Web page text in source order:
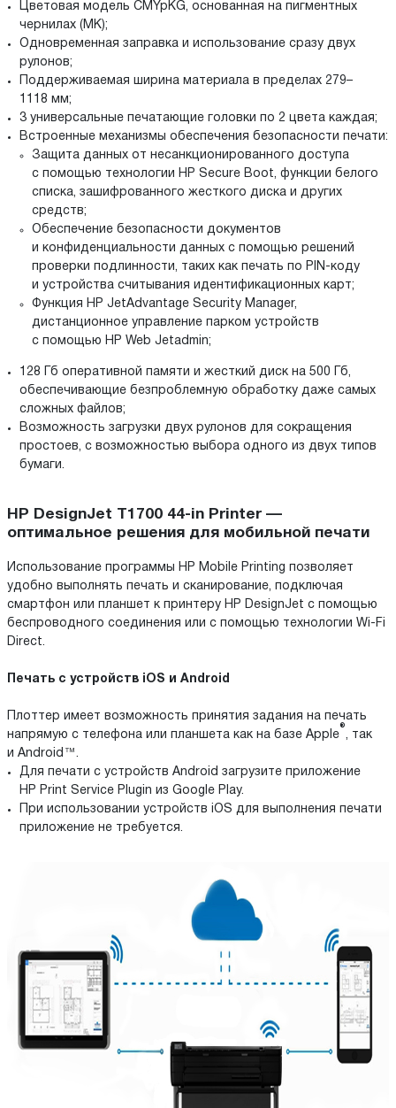
Цветовая модель CMYpKG, основанная на пигментных
чернилах (MK);
Одновременная заправка и использование сразу двух
рулонов;
Поддерживаемая ширина материала в пределах 279–
1118 мм;
3 универсальные печатающие головки по 2 цвета каждая;
Встроенные механизмы обеспечения безопасности печати:
Защита данных от несанкционированного доступа
с помощью технологии HP Secure Boot, функции белого
списка, зашифрованного жесткого диска и других
средств;
Обеспечение безопасности документов
и конфиденциальности данных с помощью решений
проверки подлинности, таких как печать по PIN-коду
и устройства считывания идентификационных карт;
Функция HP JetAdvantage Security Manager,
дистанционное управление парком устройств
с помощью HP Web Jetadmin;
128 Гб оперативной памяти и жесткий диск на 500 Гб,
обеспечивающие безпроблемную обработку даже самых
сложных файлов;
Возможность загрузки двух рулонов для сокращения
простоев, с возможностью выбора одного из двух типов
бумаги.
HP DesignJet T1700 44-in Printer —
оптимальное решения для мобильной печати
Использование программы HP Mobile Printing позволяет
удобно выполнять печать и сканирование, подключая
смартфон или планшет к принтеру HP DesignJet с помощью
беспроводного соединения или с помощью технологии Wi-Fi
Direct.
Печать с устройств iOS и Android
Плоттер имеет возможность принятия задания на печать
напрямую с телефона или планшета как на базе Apple
®
, так
и Android™.
Для печати с устройств Android загрузите приложение
HP Print Service Plugin из Google Play.
При использовании устройств iOS для выполнения печати
приложение не требуется.